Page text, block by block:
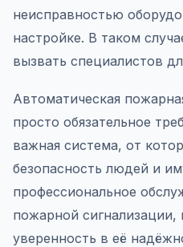
неисправностью
настройке. В таком
вызвать специалистов
Автоматическая
просто обязательное
важная система, от
безопасность людей и
профессиональное
пожарной сигнализации,
уверенность в её